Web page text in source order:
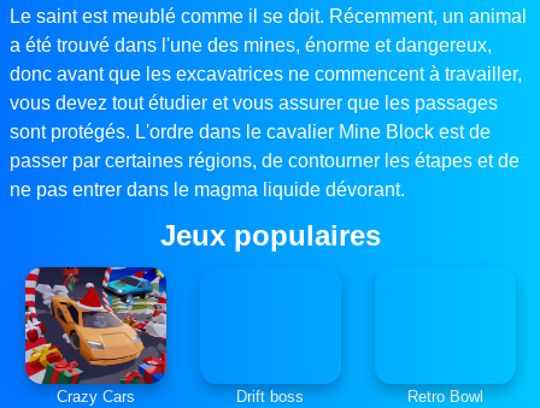
Le saint est meublé comme il se doit. Récemment, un animal
a été trouvé dans l'une des mines, énorme et dangereux,
donc avant que les excavatrices ne commencent à travailler,
vous devez tout étudier et vous assurer que les passages
sont protégés. L'ordre dans le cavalier Mine Block est de
passer par certaines régions, de contourner les étapes et de
ne pas entrer dans le magma liquide dévorant.
Jeux populaires
Crazy Cars Drift boss Retro Bowl